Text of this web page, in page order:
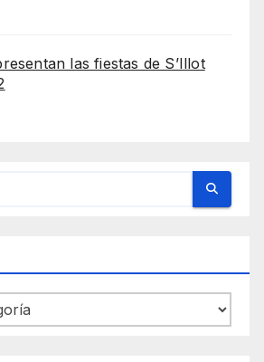
las fiestas de S’Illot